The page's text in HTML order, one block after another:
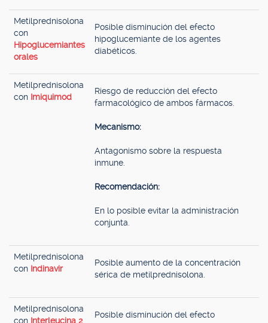
Metilprednisolona
con
Hipoglucemiantes
orales
Posible disminución del efecto
hipoglucemiante de los agentes
diabéticos.
Metilprednisolona
con Imiquimod
Riesgo de reducción del efecto
farmacológico de ambos fármacos.
Mecanismo:
Antagonismo sobre la respuesta
inmune.
Recomendación:
En lo posible evitar la administración
conjunta.
Metilprednisolona
con Indinavir
Posible aumento de la concentración
sérica de metilprednisolona.
Metilprednisolona
con Interleucina 2
Posible disminución del efecto